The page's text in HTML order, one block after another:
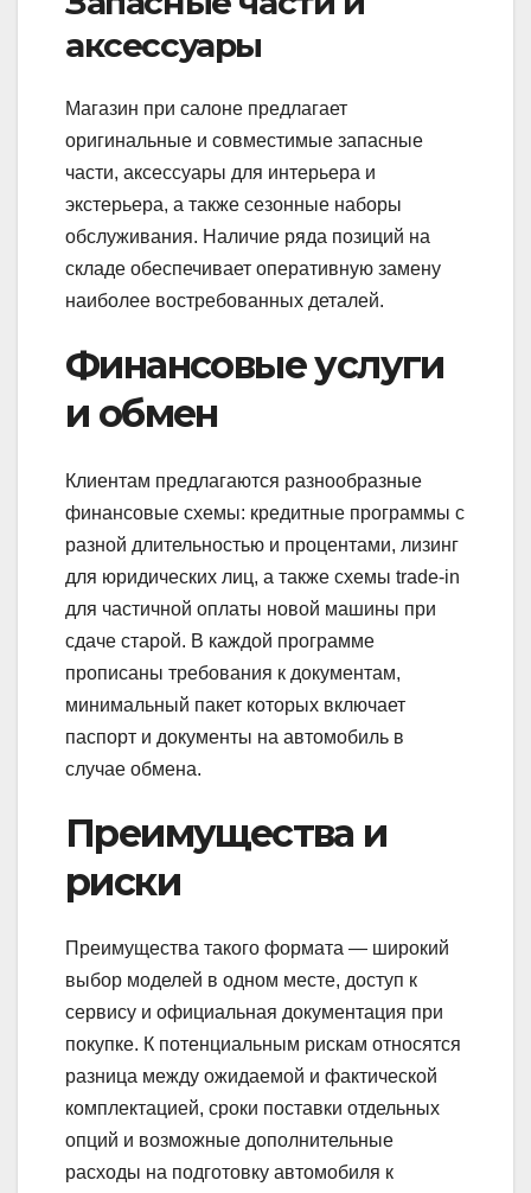
аксессуары
Магазин при салоне предлагает
оригинальные и совместимые запасные
части, аксессуары для интерьера и
экстерьера, а также сезонные наборы
обслуживания. Наличие ряда позиций на
складе обеспечивает оперативную замену
наиболее востребованных деталей.
Финансовые услуги
и обмен
Клиентам предлагаются разнообразные
финансовые схемы: кредитные программы с
разной длительностью и процентами, лизинг
для юридических лиц, а также схемы trade‑in
для частичной оплаты новой машины при
сдаче старой. В каждой программе
прописаны требования к документам,
минимальный пакет которых включает
паспорт и документы на автомобиль в
случае обмена.
Преимущества и
риски
Преимущества такого формата — широкий
выбор моделей в одном месте, доступ к
сервису и официальная документация при
покупке. К потенциальным рискам относятся
разница между ожидаемой и фактической
комплектацией, сроки поставки отдельных
опций и возможные дополнительные
расходы на подготовку автомобиля к